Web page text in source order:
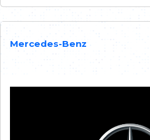
Mercedes-Benz